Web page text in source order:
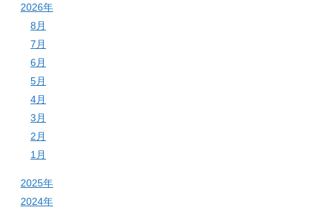
2026年
8月
7月
6月
5月
4月
3月
2月
1月
2025年
2024年